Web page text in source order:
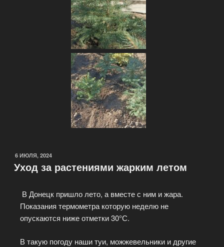
6 ИЮЛЯ, 2024
Уход за растениями жарким летом
В Донецк пришло лето, а вместе с ним и жара.
Показания термометра которую неделю не
опускаются ниже отметки 30°С.
В такую погоду наши туи, можжевельники и другие